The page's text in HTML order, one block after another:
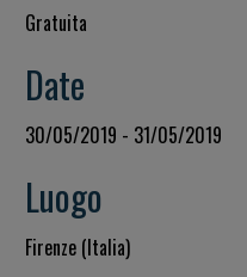
Gratuita
Date
30/05/2019 - 31/05/2019
Luogo
Firenze (Italia)